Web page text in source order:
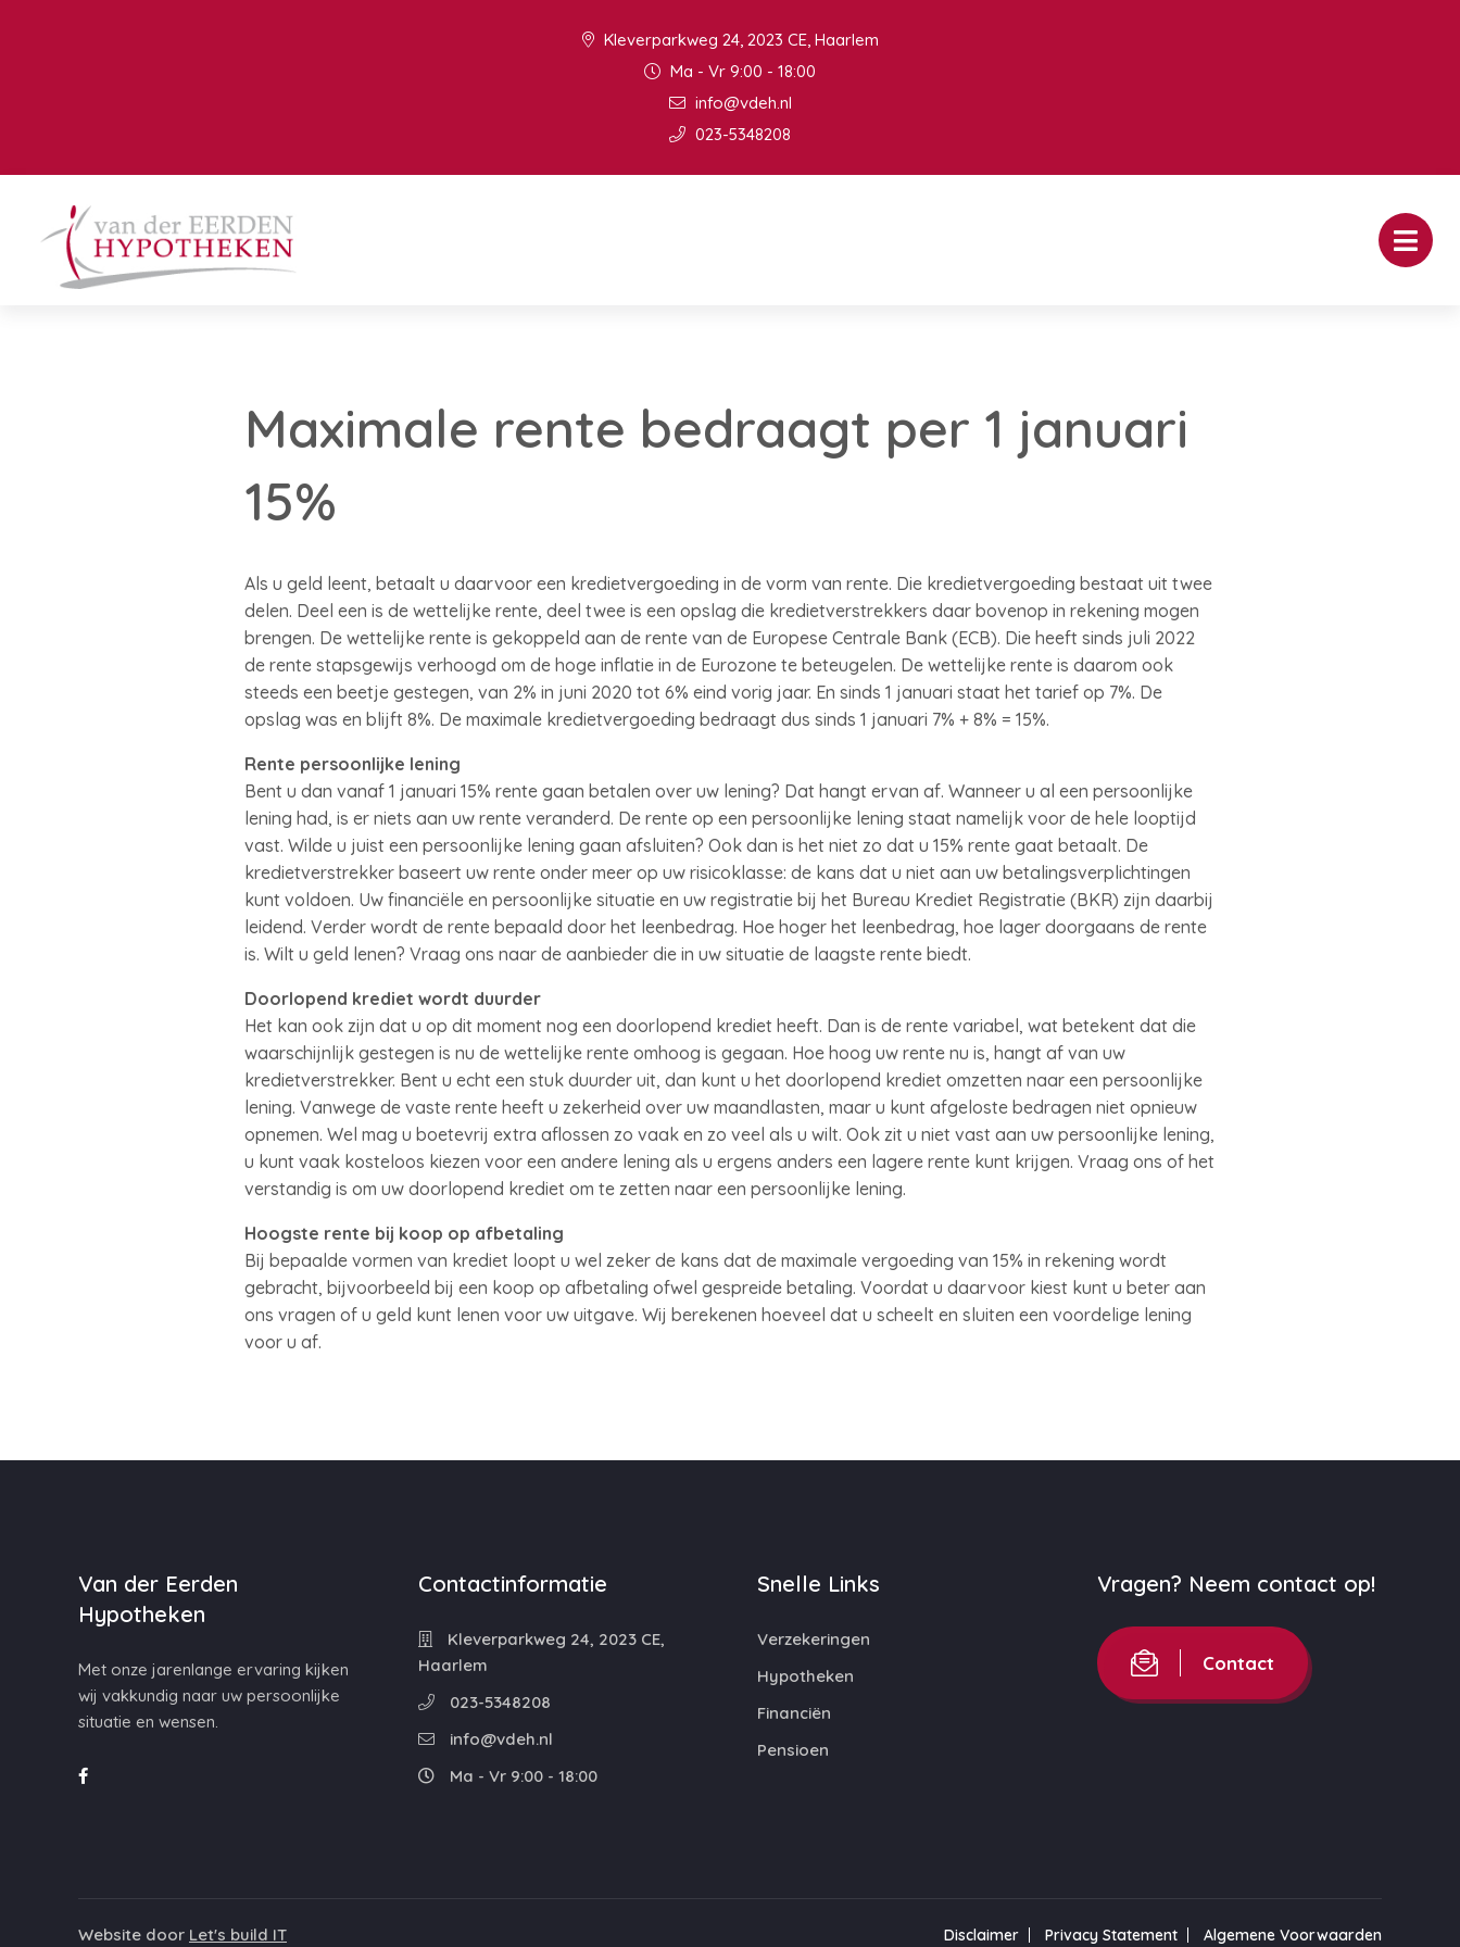
Kleverparkweg 24, 2023 CE, Haarlem
Ma - Vr 9:00 - 18:00
info@vdeh.nl
023-5348208
Maximale rente bedraagt per 1 januari
15%
Als u geld leent, betaalt u daarvoor een kredietvergoeding in de vorm van rente. Die kredietvergoeding bestaat uit twee
delen. Deel een is de wettelijke rente, deel twee is een opslag die kredietverstrekkers daar bovenop in rekening mogen
brengen. De wettelijke rente is gekoppeld aan de rente van de Europese Centrale Bank (ECB). Die heeft sinds juli 2022
de rente stapsgewijs verhoogd om de hoge inflatie in de Eurozone te beteugelen. De wettelijke rente is daarom ook
steeds een beetje gestegen, van 2% in juni 2020 tot 6% eind vorig jaar. En sinds 1 januari staat het tarief op 7%. De
opslag was en blijft 8%. De maximale kredietvergoeding bedraagt dus sinds 1 januari 7% + 8% = 15%.
Rente persoonlijke lening
Bent u dan vanaf 1 januari 15% rente gaan betalen over uw lening? Dat hangt ervan af. Wanneer u al een persoonlijke
lening had, is er niets aan uw rente veranderd. De rente op een persoonlijke lening staat namelijk voor de hele looptijd
vast. Wilde u juist een persoonlijke lening gaan afsluiten? Ook dan is het niet zo dat u 15% rente gaat betaalt. De
kredietverstrekker baseert uw rente onder meer op uw risicoklasse: de kans dat u niet aan uw betalingsverplichtingen
kunt voldoen. Uw financiële en persoonlijke situatie en uw registratie bij het Bureau Krediet Registratie (BKR) zijn daarbij
leidend. Verder wordt de rente bepaald door het leenbedrag. Hoe hoger het leenbedrag, hoe lager doorgaans de rente
is. Wilt u geld lenen? Vraag ons naar de aanbieder die in uw situatie de laagste rente biedt.
Doorlopend krediet wordt duurder
Het kan ook zijn dat u op dit moment nog een doorlopend krediet heeft. Dan is de rente variabel, wat betekent dat die
waarschijnlijk gestegen is nu de wettelijke rente omhoog is gegaan. Hoe hoog uw rente nu is, hangt af van uw
kredietverstrekker. Bent u echt een stuk duurder uit, dan kunt u het doorlopend krediet omzetten naar een persoonlijke
lening. Vanwege de vaste rente heeft u zekerheid over uw maandlasten, maar u kunt afgeloste bedragen niet opnieuw
opnemen. Wel mag u boetevrij extra aflossen zo vaak en zo veel als u wilt. Ook zit u niet vast aan uw persoonlijke lening,
u kunt vaak kosteloos kiezen voor een andere lening als u ergens anders een lagere rente kunt krijgen. Vraag ons of het
verstandig is om uw doorlopend krediet om te zetten naar een persoonlijke lening.
Hoogste rente bij koop op afbetaling
Bij bepaalde vormen van krediet loopt u wel zeker de kans dat de maximale vergoeding van 15% in rekening wordt
gebracht, bijvoorbeeld bij een koop op afbetaling ofwel gespreide betaling. Voordat u daarvoor kiest kunt u beter aan
ons vragen of u geld kunt lenen voor uw uitgave. Wij berekenen hoeveel dat u scheelt en sluiten een voordelige lening
voor u af.
Van der Eerden
Hypotheken
Met onze jarenlange ervaring kijken
wij vakkundig naar uw persoonlijke
situatie en wensen.
Contactinformatie
Kleverparkweg 24, 2023 CE,
Haarlem
023-5348208
info@vdeh.nl
Ma - Vr 9:00 - 18:00
Snelle Links
Verzekeringen
Hypotheken
Financiën
Pensioen
Vragen? Neem contact op!
Contact
Website door Let's build IT Disclaimer Privacy Statement Algemene Voorwaarden